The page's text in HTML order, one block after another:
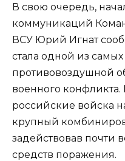
В свою очередь,
коммуникаций
ВСУ Юрий Игнат
стала одной из
противовоздушной
военного конфликта.
российские войска
крупный
задействовав почти
средств поражения.